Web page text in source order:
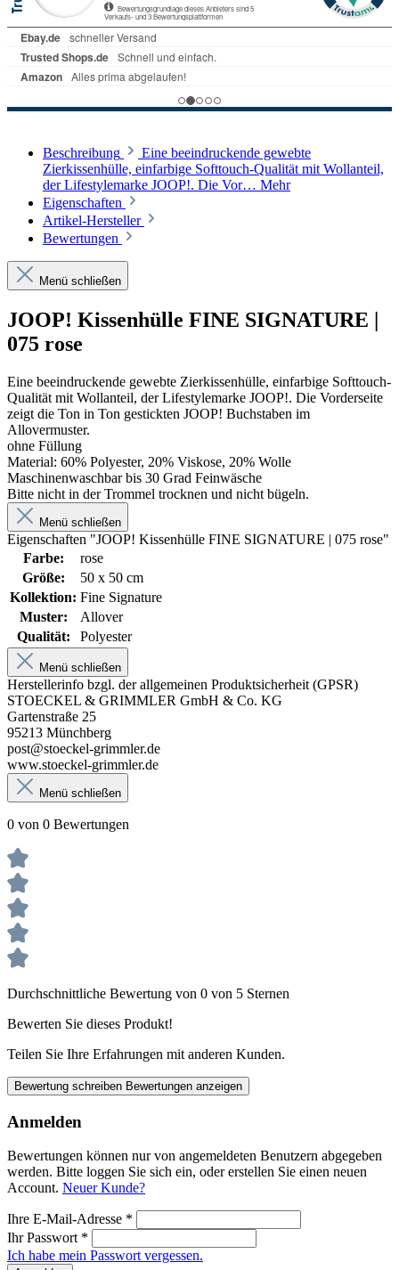
Beschreibung
Eine beeindruckende gewebte
Zierkissenhülle, einfarbige Softtouch-Qualität mit Wollanteil,
der Lifestylemarke JOOP!. Die Vor… Mehr
Eigenschaften
Artikel-Hersteller
Bewertungen
Menü schließen
JOOP! Kissenhülle FINE SIGNATURE |
075 rose
Eine beeindruckende gewebte Zierkissenhülle, einfarbige Softtouch-
Qualität mit Wollanteil, der Lifestylemarke JOOP!. Die Vorderseite
zeigt die Ton in Ton gestickten JOOP! Buchstaben im
Allovermuster.
ohne Füllung
Material: 60% Polyester, 20% Viskose, 20% Wolle
Maschinenwaschbar bis 30 Grad Feinwäsche
Bitte nicht in der Trommel trocknen und nicht bügeln.
Menü schließen
Eigenschaften "JOOP! Kissenhülle FINE SIGNATURE | 075 rose"
Farbe:
rose
Größe:
50 x 50 cm
Kollektion: Fine Signature
Muster:
Allover
Qualität:
Polyester
Menü schließen
Herstellerinfo bzgl. der allgemeinen Produktsicherheit (GPSR)
STOECKEL & GRIMMLER GmbH & Co. KG
Gartenstraße 25
95213 Münchberg
post@stoeckel-grimmler.de
www.stoeckel-grimmler.de
Menü schließen
0 von 0 Bewertungen
Durchschnittliche Bewertung von 0 von 5 Sternen
Bewerten Sie dieses Produkt!
Teilen Sie Ihre Erfahrungen mit anderen Kunden.
Bewertung schreiben Bewertungen anzeigen
Anmelden
Bewertungen können nur von angemeldeten Benutzern abgegeben
werden. Bitte loggen Sie sich ein, oder erstellen Sie einen neuen
Account. Neuer Kunde?
Ihre E-Mail-Adresse *
Ihr Passwort *
Ich habe mein Passwort vergessen.